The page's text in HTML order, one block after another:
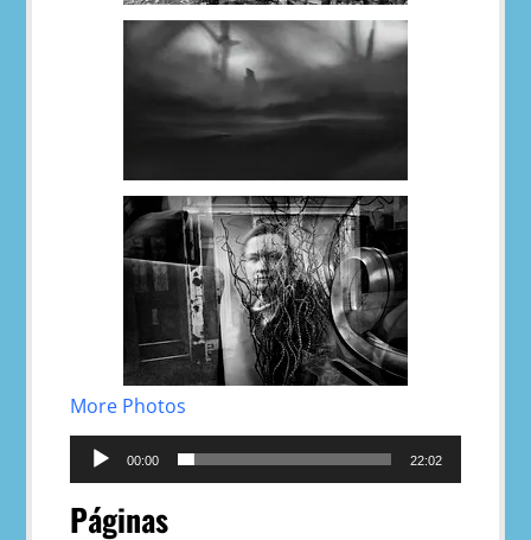
More Photos
Reproductor
audio
00:00 22:02
Páginas